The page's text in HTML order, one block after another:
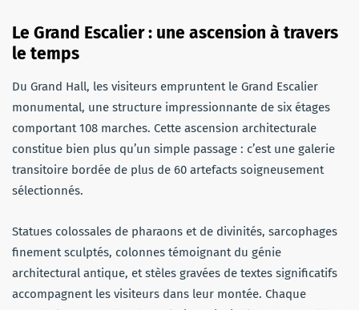
Le Grand Escalier : une ascension à travers
le temps
Du Grand Hall, les visiteurs empruntent le Grand Escalier
monumental, une structure impressionnante de six étages
comportant 108 marches. Cette ascension architecturale
constitue bien plus qu’un simple passage : c’est une galerie
transitoire bordée de plus de 60 artefacts soigneusement
sélectionnés.
Statues colossales de pharaons et de divinités, sarcophages
finement sculptés, colonnes témoignant du génie
architectural antique, et stèles gravées de textes significatifs
accompagnent les visiteurs dans leur montée. Chaque